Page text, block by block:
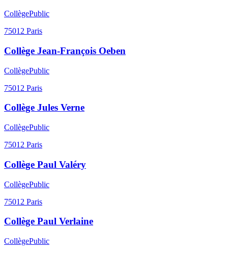
CollègePublic
75012 Paris
Collège Jean-François Oeben
CollègePublic
75012 Paris
Collège Jules Verne
CollègePublic
75012 Paris
Collège Paul Valéry
CollègePublic
75012 Paris
Collège Paul Verlaine
CollègePublic